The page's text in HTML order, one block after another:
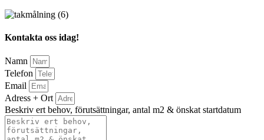
Kontakta oss idag!
Namn
Telefon
Email
Adress + Ort
Beskriv ert behov, förutsättningar, antal m2 & önskat startdatum